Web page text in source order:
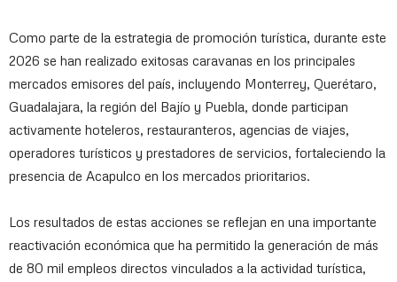
Como parte de la estrategia de promoción turística, durante este
2026 se han realizado exitosas caravanas en los principales
mercados emisores del país, incluyendo Monterrey, Querétaro,
Guadalajara, la región del Bajío y Puebla, donde participan
activamente hoteleros, restauranteros, agencias de viajes,
operadores turísticos y prestadores de servicios, fortaleciendo la
presencia de Acapulco en los mercados prioritarios.
Los resultados de estas acciones se reflejan en una importante
reactivación económica que ha permitido la generación de más
de 80 mil empleos directos vinculados a la actividad turística,